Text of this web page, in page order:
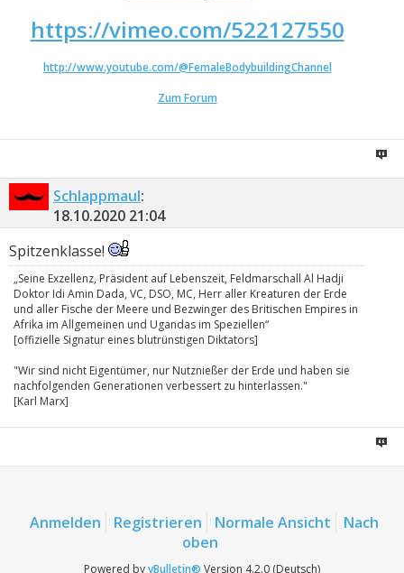
https://vimeo.com/522127550
http://www.youtube.com/@FemaleBodybuildingChannel
Zum Forum
Schlappmaul:
18.10.2020 21:04
Spitzenklasse!
„Seine Exzellenz, Präsident auf Lebenszeit, Feldmarschall Al Hadji
Doktor Idi Amin Dada, VC, DSO, MC, Herr aller Kreaturen der Erde
und aller Fische der Meere und Bezwinger des Britischen Empires in
Afrika im Allgemeinen und Ugandas im Speziellen“
[offizielle Signatur eines blutrünstigen Diktators]
"Wir sind nicht Eigentümer, nur Nutznießer der Erde und haben sie
nachfolgenden Generationen verbessert zu hinterlassen."
[Karl Marx]
Anmelden Registrieren Normale Ansicht
Nach
oben
Powered byvBulletin® Version 4.2.0 (Deutsch)